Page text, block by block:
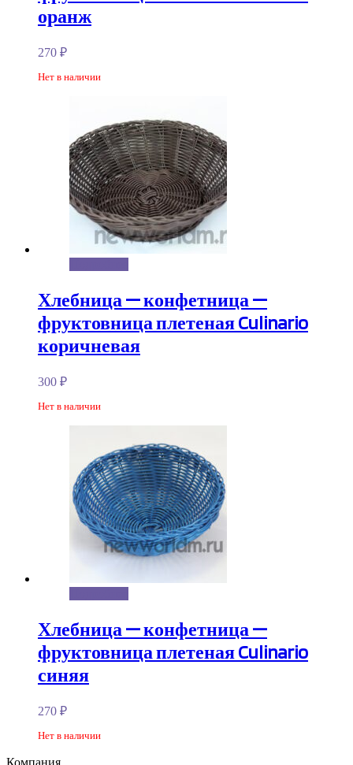
оранж
270 ₽
Нет в наличии
Хлебница — конфетница —
фруктовница плетеная Culinario
коричневая
300 ₽
Нет в наличии
Хлебница — конфетница —
фруктовница плетеная Culinario
синяя
270 ₽
Нет в наличии